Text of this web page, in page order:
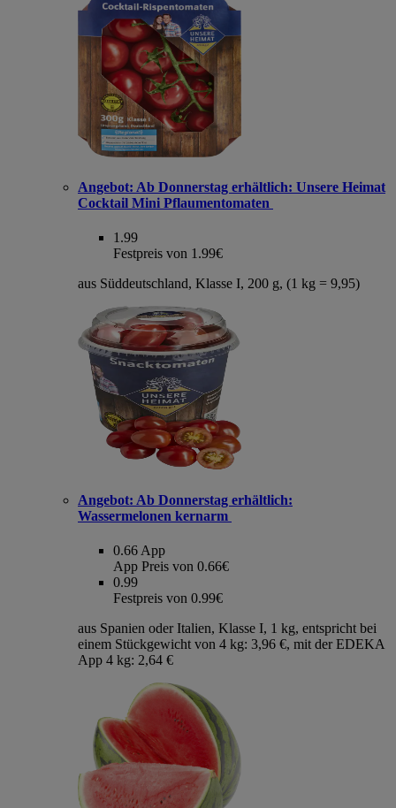
Angebot: Ab Donnerstag erhältlich: Unsere Heimat
Cocktail Mini Pflaumentomaten
1.99
Festpreis von 1.99€
aus Süddeutschland, Klasse I, 200 g, (1 kg = 9,95)
Angebot: Ab Donnerstag erhältlich:
Wassermelonen kernarm
0.66 App
App Preis von 0.66€
0.99
Festpreis von 0.99€
aus Spanien oder Italien, Klasse I, 1 kg, entspricht bei
einem Stückgewicht von 4 kg: 3,96 €, mit der EDEKA
App 4 kg: 2,64 €